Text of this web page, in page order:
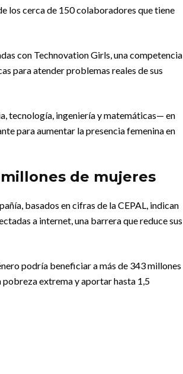
los cerca de 150 colaboradores que tiene
con Technovation Girls, una competencia
para atender problemas reales de sus
tecnología, ingeniería y matemáticas— en
para aumentar la presencia femenina en
de mujeres
basados en cifras de la CEPAL, indican
a internet, una barrera que reduce sus
podría beneficiar a más de 343 millones
pobreza extrema y aportar hasta 1,5